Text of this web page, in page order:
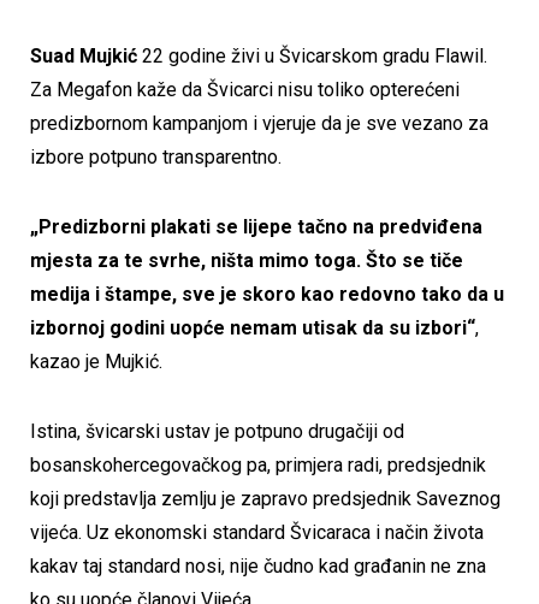
Suad Mujkić 22 godine živi u Švicarskom gradu Flawil.
Za Megafon kaže da Švicarci nisu toliko opterećeni
predizbornom kampanjom i vjeruje da je sve vezano za
izbore potpuno transparentno.
„Predizborni plakati se lijepe tačno na predviđena
mjesta za te svrhe, ništa mimo toga. Što se tiče
medija i štampe, sve je skoro kao redovno tako da u
izbornoj godini uopće nemam utisak da su izbori“,
kazao je Mujkić.
Istina, švicarski ustav je potpuno drugačiji od
bosanskohercegovačkog pa, primjera radi, predsjednik
koji predstavlja zemlju je zapravo predsjednik Saveznog
vijeća. Uz ekonomski standard Švicaraca i način života
kakav taj standard nosi, nije čudno kad građanin ne zna
ko su uopće članovi Vijeća.